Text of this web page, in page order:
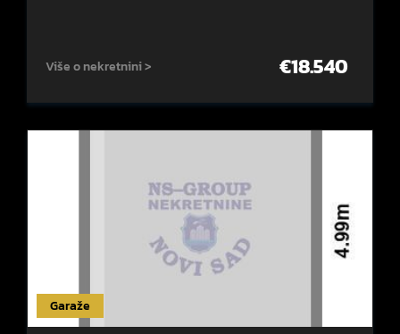
Više o nekretnini > €18.540
Garaže